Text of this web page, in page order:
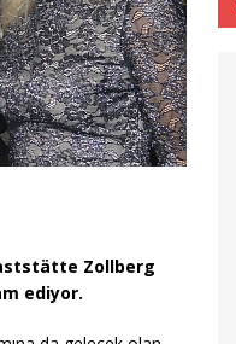
Zollberg
ediyor.